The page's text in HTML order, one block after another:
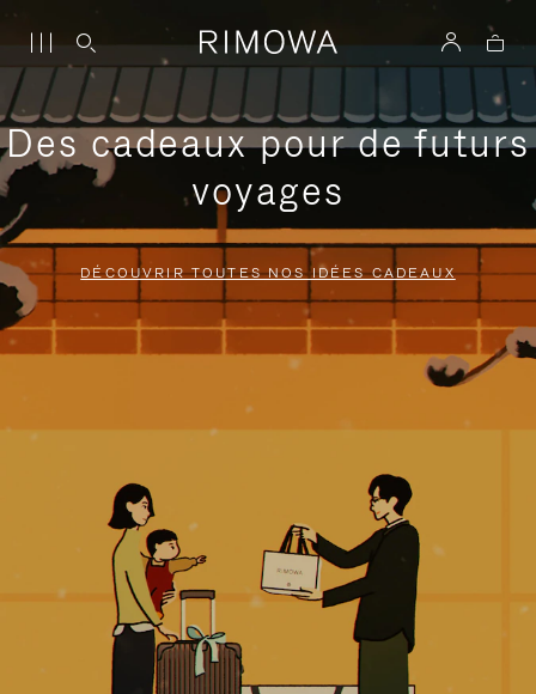
Des cadeaux pour de futurs
voyages
DÉCOUVRIR TOUTES NOS IDÉES CADEAUX